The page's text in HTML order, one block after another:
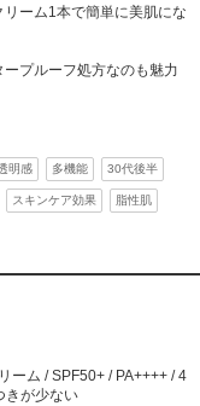
ーム1本で簡単に美肌にな
プルーフ処方なのも魅力
明感 多機能 30代後半
スキンケア効果 脂性肌
ーム / SPF50+ / PA++++ / 4
きが少ない